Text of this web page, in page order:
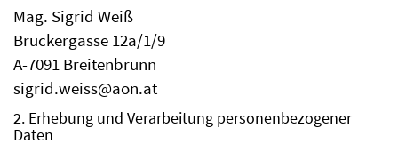
Mag. Sigrid Weiß
Bruckergasse 12a/1/9
A-7091 Breitenbrunn
sigrid.weiss@aon.at
2. Erhebung und Verarbeitung personenbezogener
Daten